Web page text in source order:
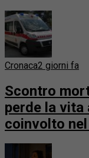
Cronaca2 giorni fa
Scontro
perde la vita
coinvolto